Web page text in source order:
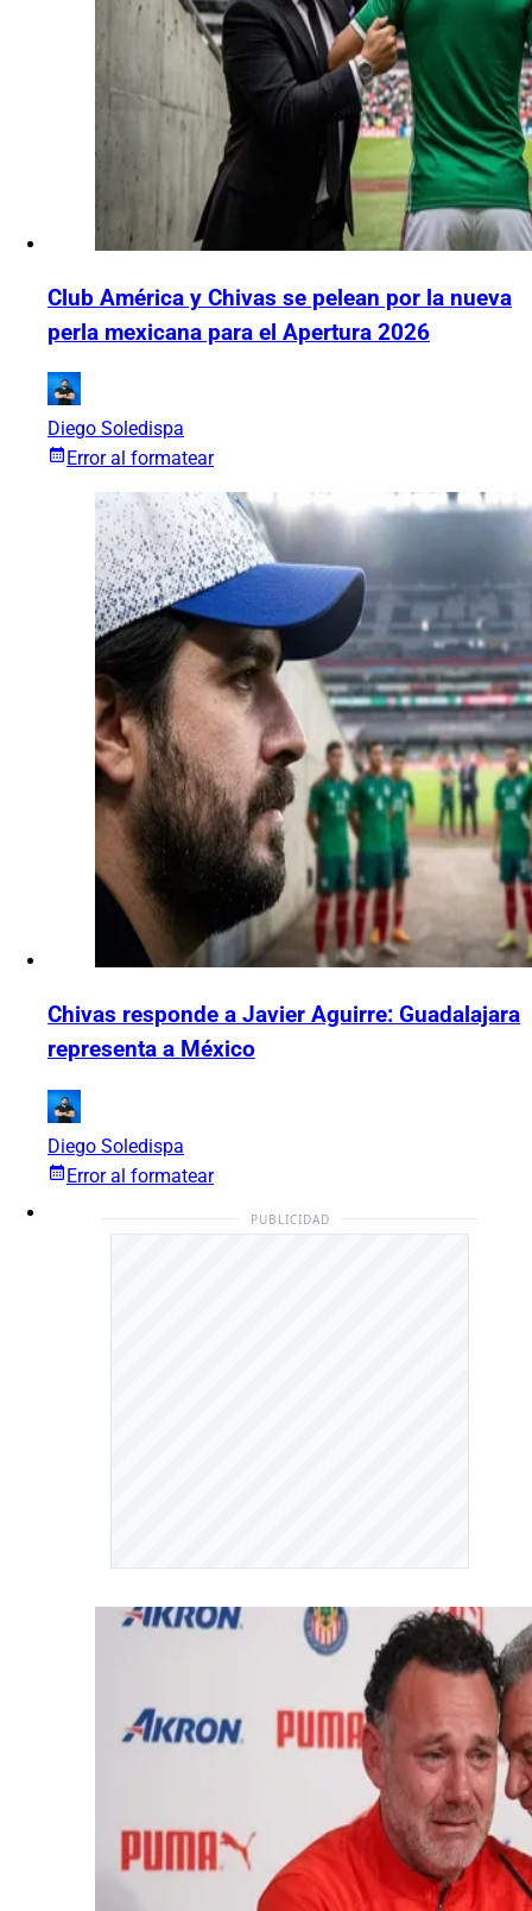
Club América y Chivas se pelean por la nueva
perla mexicana para el Apertura 2026
Diego Soledispa
Error al formatear
Chivas responde a Javier Aguirre: Guadalajara
representa a México
Diego Soledispa
Error al formatear
PUBLICIDAD